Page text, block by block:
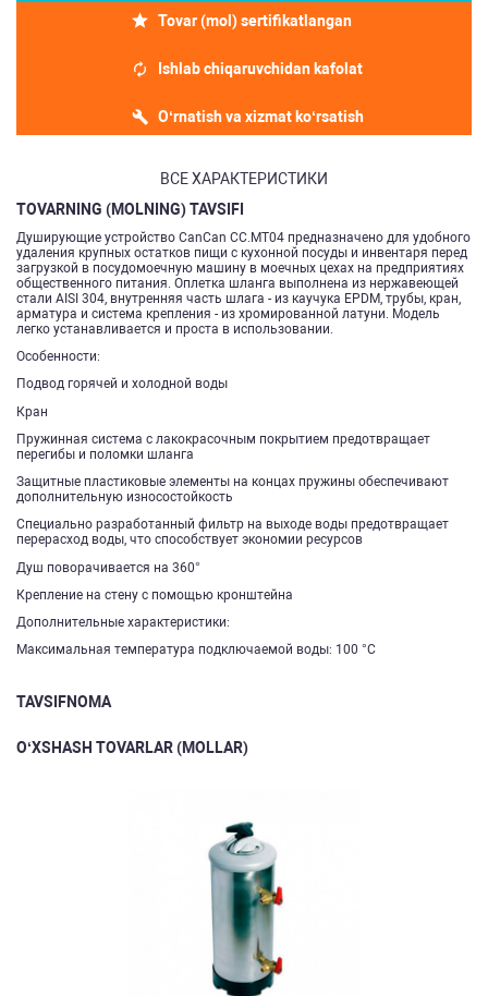
Tovar (mol) sertifikatlangan
Ishlab chiqaruvchidan kafolat
O‘rnatish va xizmat ko‘rsatish
ВСЕ ХАРАКТЕРИСТИКИ
TOVARNING (MOLNING) TAVSIFI
Душирующие устройство CanCan CC.MT04 предназначено для удобного
удаления крупных остатков пищи с кухонной посуды и инвентаря перед
загрузкой в посудомоечную машину в моечных цехах на предприятиях
общественного питания. Оплетка шланга выполнена из нержавеющей
стали AISI 304, внутренняя часть шлага - из каучука EPDM, трубы, кран,
арматура и система крепления - из хромированной латуни. Модель
легко устанавливается и проста в использовании.
Особенности:
Подвод горячей и холодной воды
Кран
Пружинная система с лакокрасочным покрытием предотвращает
перегибы и поломки шланга
Защитные пластиковые элементы на концах пружины обеспечивают
дополнительную износостойкость
Специально разработанный фильтр на выходе воды предотвращает
перерасход воды, что способствует экономии ресурсов
Душ поворачивается на 360°
Крепление на стену с помощью кронштейна
Дополнительные характеристики:
Максимальная температура подключаемой воды: 100 °С
TAVSIFNOMA
O‘XSHASH TOVARLAR (MOLLAR)